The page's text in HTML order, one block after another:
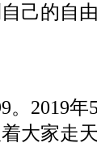
己的自
。 2019
大家走天